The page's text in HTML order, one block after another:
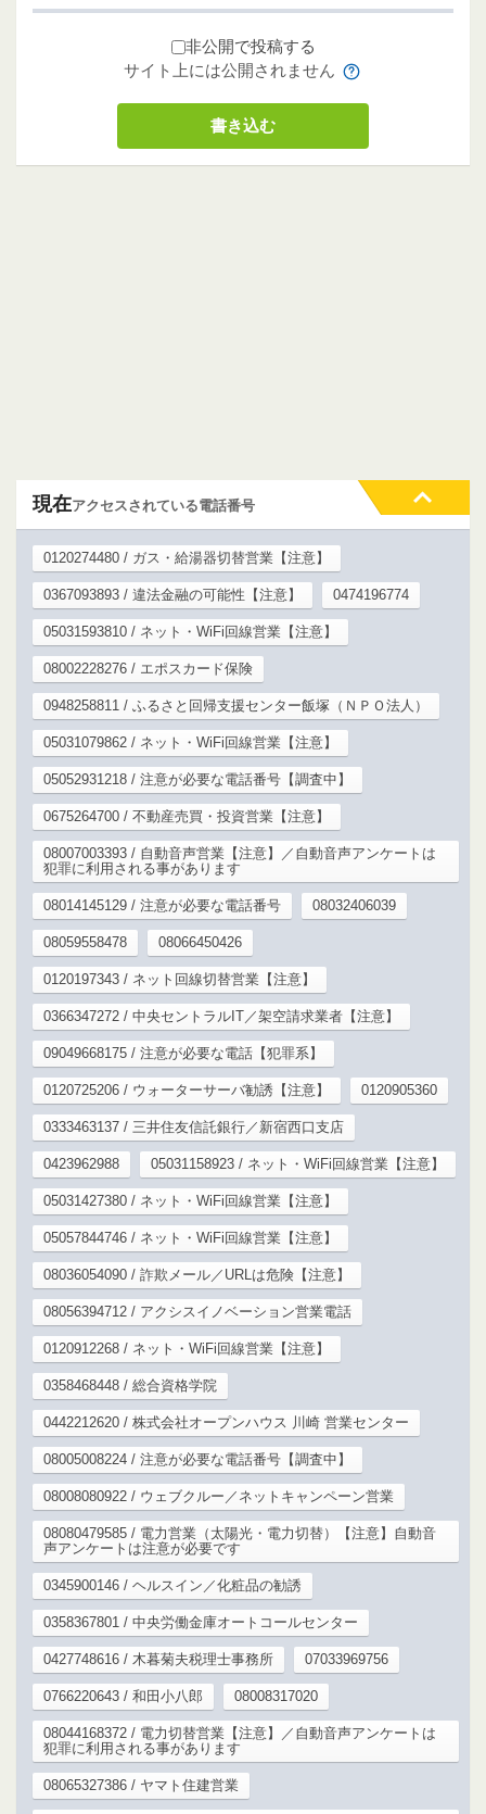
非公開で投稿する
サイト上には公開されません
現在アクセスされている電話番号
0120274480 / ガス・給湯器切替営業【注意】
0367093893 / 違法金融の可能性【注意】 0474196774
05031593810 / ネット・WiFi回線営業【注意】
08002228276 / エポスカード保険
0948258811 / ふるさと回帰支援センター飯塚（ＮＰＯ法人）
05031079862 / ネット・WiFi回線営業【注意】
05052931218 / 注意が必要な電話番号【調査中】
0675264700 / 不動産売買・投資営業【注意】
08007003393 / 自動音声営業【注意】／自動音声アンケートは
犯罪に利用される事があります
08014145129 / 注意が必要な電話番号 08032406039
08059558478 08066450426
0120197343 / ネット回線切替営業【注意】
0366347272 / 中央セントラルIT／架空請求業者【注意】
09049668175 / 注意が必要な電話【犯罪系】
0120725206 / ウォーターサーバ勧誘【注意】 0120905360
0333463137 / 三井住友信託銀行／新宿西口支店
0423962988 05031158923 / ネット・WiFi回線営業【注意】
05031427380 / ネット・WiFi回線営業【注意】
05057844746 / ネット・WiFi回線営業【注意】
08036054090 / 詐欺メール／URLは危険【注意】
08056394712 / アクシスイノベーション営業電話
0120912268 / ネット・WiFi回線営業【注意】
0358468448 / 総合資格学院
0442212620 / 株式会社オープンハウス 川崎 営業センター
08005008224 / 注意が必要な電話番号【調査中】
08008080922 / ウェブクルー／ネットキャンペーン営業
08080479585 / 電力営業（太陽光・電力切替）【注意】自動音
声アンケートは注意が必要です
0345900146 / ヘルスイン／化粧品の勧誘
0358367801 / 中央労働金庫オートコールセンター
0427748616 / 木暮菊夫税理士事務所 07033969756
0766220643 / 和田小八郎 08008317020
08044168372 / 電力切替営業【注意】／自動音声アンケートは
犯罪に利用される事があります
08065327386 / ヤマト住建営業